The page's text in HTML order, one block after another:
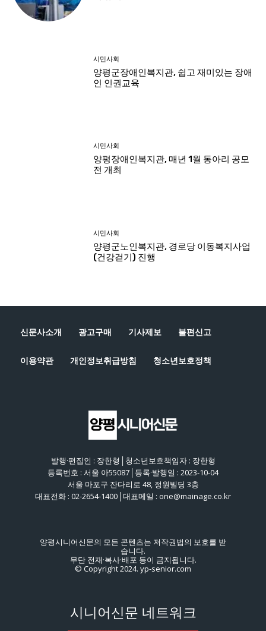
신문사소개 광고구매 기사제보 불편신고
이용약관 개인정보취급방침 청소년보호정책
발행·편집인 : 장한형│청소년보호책임자 : 장한형
등록번호 : 서울 아55087│등록·발행일 : 2023-10-04
서울 마포구 잔다리로 48, 정원빌딩 3층
대표전화 : 02-2654-1400│대표메일 : one@mainage.co.kr
양평시니어신문의 모든 콘텐츠는 저작권법의 보호를 받
습니다.
무단 전재·복사·배포 등이 금지됩니다.
© Copyright 2024. yp-senior.com
시니어신문 네트워크